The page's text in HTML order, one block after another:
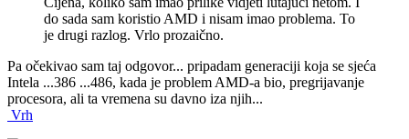
do sada sam koristio AMD i nisam imao problema. To
je drugi razlog. Vrlo prozaično.
Pa očekivao sam taj odgovor... pripadam generaciji koja se sjeća
Intela ...386 ...486, kada je problem AMD-a bio, pregrijavanje
procesora, ali ta vremena su davno iza njih...
Vrh